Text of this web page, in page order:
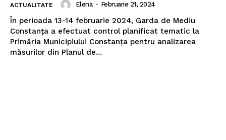
ACTUALITATE Elena - Februarie 21, 2024
În perioada 13-14 februarie 2024, Garda de Mediu
Constanța a efectuat control planificat tematic la
Primăria Municipiului Constanța pentru analizarea
măsurilor din Planul de...